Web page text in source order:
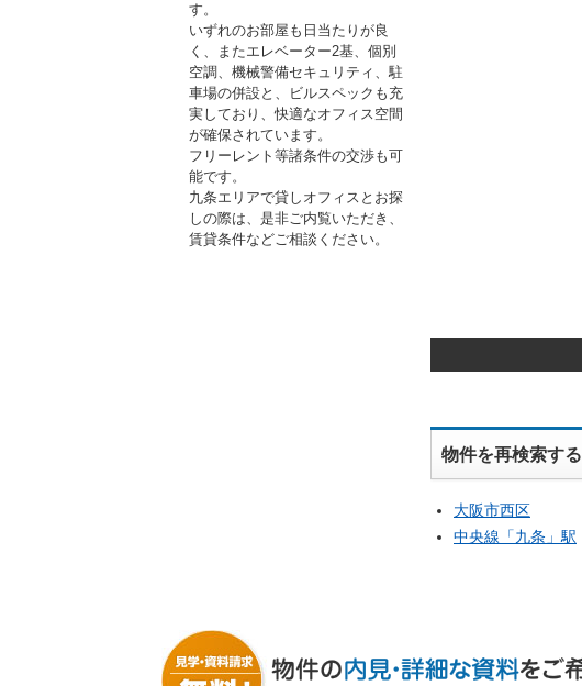
す。
いずれのお部屋も日当たりが良
く、またエレベーター2基、個別
空調、機械警備セキュリティ、駐
車場の併設と、ビルスペックも充
実しており、快適なオフィス空間
が確保されています。
フリーレント等諸条件の交渉も可
能です。
九条エリアで貸しオフィスとお探
しの際は、是非ご内覧いただき、
賃貸条件などご相談ください。
物件を再検索する
大阪市西区
中央線「九条 」駅